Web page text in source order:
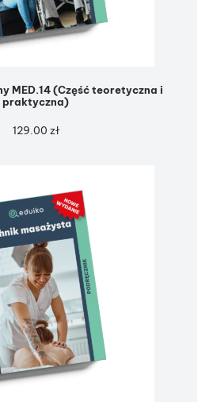
MED.14 (Część teoretyczna i
praktyczna)
129.00 zł